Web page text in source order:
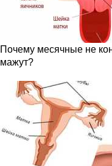
Почему месячные не
мажут?